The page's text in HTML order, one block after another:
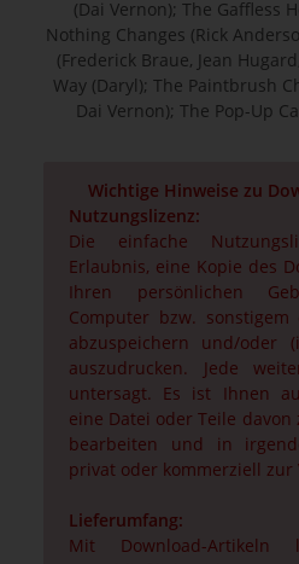
(Dai Vernon); The Gaffless
Nothing Changes (Rick
(Frederick Braue, Jean
Way (Daryl); The Paintbrush
Dai Vernon); The Pop-Up
Wichtige Hinweise zu
Nutzungslizenz:
Die einfache
Erlaubnis, eine Kopie des
Ihren persönlichen
Computer bzw. sonstigem
abzuspeichern und/oder
auszudrucken. Jede
untersagt. Es ist Ihnen
eine Datei oder Teile
bearbeiten und in
privat oder kommerziell zur
Lieferumfang:
Mit Download-